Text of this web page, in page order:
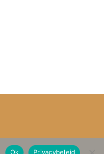
Ok Privacybeleid